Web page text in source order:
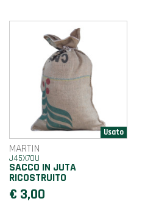
MARTIN
J45X70U
SACCO IN JUTA
RICOSTRUITO
€ 3,00